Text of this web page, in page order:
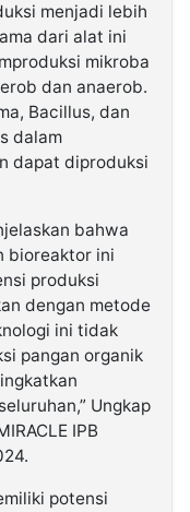
menjadi lebih
dari alat ini
mikroba
dan anaerob.
Bacillus, dan
dalam
dapat diproduksi
bahwa
bioreaktor ini
produksi
dengan metode
ini tidak
pangan organik
Ungkap
IPB
potensi